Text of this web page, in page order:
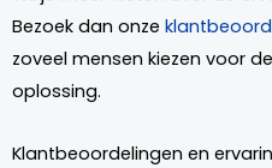
Bezoek dan onze
zoveel mensen kiezen voor
oplossing.
Klantbeoordelingen en